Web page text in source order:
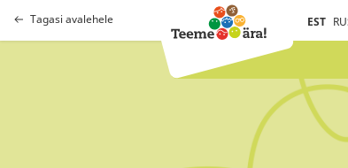
Tagasi avalehele EST